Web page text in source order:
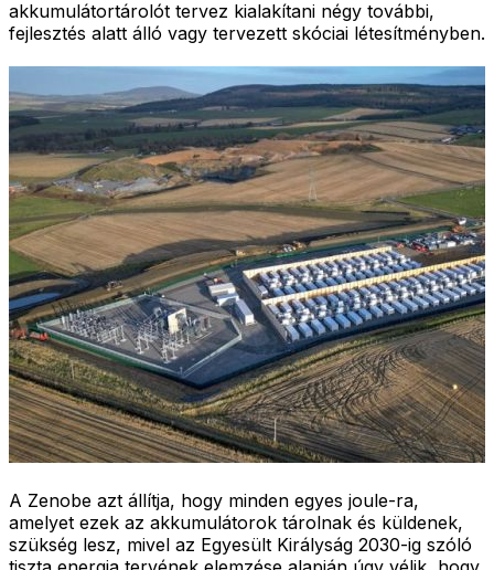
akkumulátortárolót tervez kialakítani négy további,
fejlesztés alatt álló vagy tervezett skóciai létesítményben.
A Zenobe azt állítja, hogy minden egyes joule-ra,
amelyet ezek az akkumulátorok tárolnak és küldenek,
szükség lesz, mivel az Egyesült Királyság 2030-ig szóló